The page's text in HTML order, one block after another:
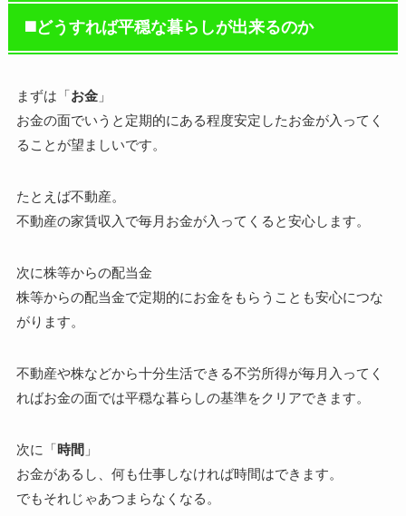
◼️どうすれば平穏な暮らしが出来るのか
まずは「お金」
お金の面でいうと定期的にある程度安定したお金が入ってく
ることが望ましいです。
たとえば不動産。
不動産の家賃収入で毎月お金が入ってくると安心します。
次に株等からの配当金
株等からの配当金で定期的にお金をもらうことも安心につな
がります。
不動産や株などから十分生活できる不労所得が毎月入ってく
ればお金の面では平穏な暮らしの基準をクリアできます。
次に「時間 」
お金があるし、何も仕事しなければ時間はできます。
でもそれじゃあつまらなくなる。